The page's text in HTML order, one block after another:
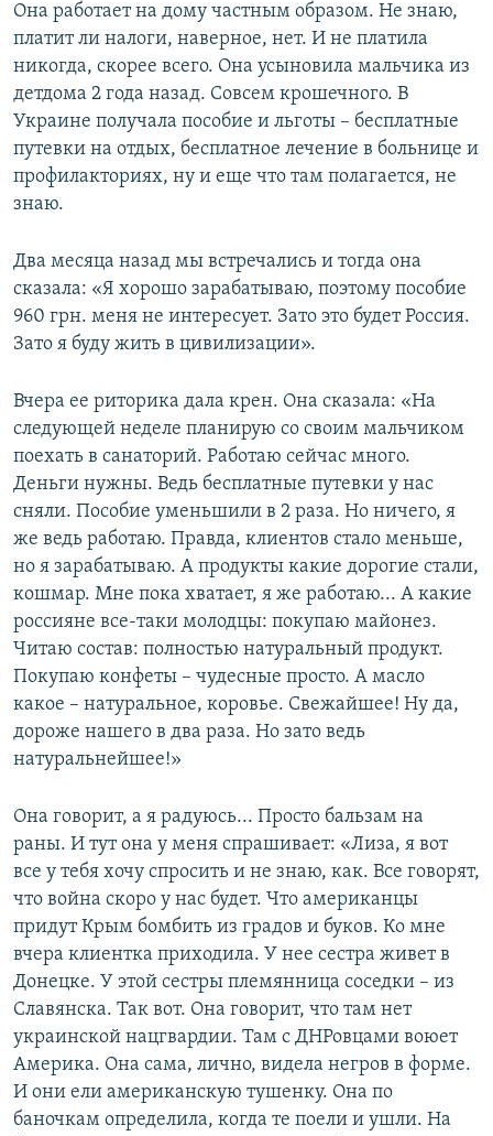
Она работает на дому частным образом. Не знаю,
платит ли налоги, наверное, нет. И не платила
никогда, скорее всего. Она усыновила мальчика из
детдома 2 года назад. Совсем крошечного. В
Украине получала пособие и льготы – бесплатные
путевки на отдых, бесплатное лечение в больнице и
профилакториях, ну и еще что там полагается, не
знаю.
Два месяца назад мы встречались и тогда она
сказала: «Я хорошо зарабатываю, поэтому пособие
960 грн. меня не интересует. Зато это будет Россия.
Зато я буду жить в цивилизации».
Вчера ее риторика дала крен. Она сказала: «На
следующей неделе планирую со своим мальчиком
поехать в санаторий. Работаю сейчас много.
Деньги нужны. Ведь бесплатные путевки у нас
сняли. Пособие уменьшили в 2 раза. Но ничего, я
же ведь работаю. Правда, клиентов стало меньше,
но я зарабатываю. А продукты какие дорогие стали,
кошмар. Мне пока хватает, я же работаю... А какие
россияне все-таки молодцы: покупаю майонез.
Читаю состав: полностью натуральный продукт.
Покупаю конфеты – чудесные просто. А масло
какое – натуральное, коровье. Свежайшее! Ну да,
дороже нашего в два раза. Но зато ведь
натуральнейшее!»
Она говорит, а я радуюсь... Просто бальзам на
раны. И тут она у меня спрашивает: «Лиза, я вот
все у тебя хочу спросить и не знаю, как. Все говорят,
что война скоро у нас будет. Что американцы
придут Крым бомбить из градов и буков. Ко мне
вчера клиентка приходила. У нее сестра живет в
Донецке. У этой сестры племянница соседки – из
Славянска. Так вот. Она говорит, что там нет
украинской нацгвардии. Там с ДНРовцами воюет
Америка. Она сама, лично, видела негров в форме.
И они ели американскую тушенку. Она по
баночкам определила, когда те поели и ушли. На